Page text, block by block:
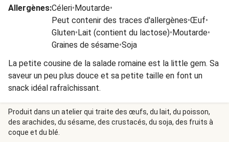
Allergènes:Céleri•Moutarde•
Peut contenir des traces d'allergènes•Œuf•
Gluten•Lait (contient du lactose)•Moutarde•
Graines de sésame•Soja
La petite cousine de la salade romaine est la little gem. Sa
saveur un peu plus douce et sa petite taille en font un
snack idéal rafraîchissant.
Produit dans un atelier qui traite des œufs, du lait, du poisson,
des arachides, du sésame, des crustacés, du soja, des fruits à
coque et du blé.